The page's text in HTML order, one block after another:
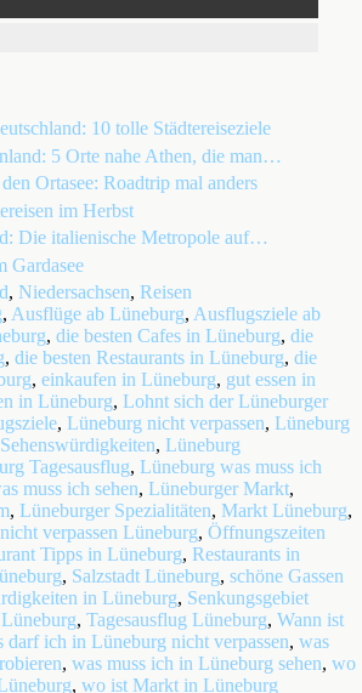
10 tolle Städtereiseziele
5 Orte nahe Athen, die man…
Ortasee: Roadtrip mal anders
im Herbst
Die italienische Metropole auf…
Gardasee
, Niedersachsen, Reisen
, Ausflüge ab Lüneburg, Ausflugsziele ab
, die besten Cafes in Lüneburg, die
, die besten Restaurants in Lüneburg, die
, einkaufen in Lüneburg, gut essen in
in Lüneburg, Lohnt sich der Lüneburger
, Lüneburg nicht verpassen, Lüneburg
, Lüneburg
Tagesausflug, Lüneburg was muss ich
muss ich sehen, Lüneburger Markt,
, Lüneburger Spezialitäten, Markt Lüneburg,
nicht verpassen Lüneburg, Öffnungszeiten
Tipps in Lüneburg, Restaurants in
, Salzstadt Lüneburg, schöne Gassen
in Lüneburg, Senkungsgebiet
, Tagesausflug Lüneburg, Wann ist
darf ich in Lüneburg nicht verpassen, was
, was muss ich in Lüneburg sehen, wo
, wo ist Markt in Lüneburg